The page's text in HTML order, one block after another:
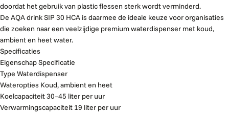
doordat het gebruik van plastic flessen sterk wordt verminderd.
De AQA drink SIP 30 HCA is daarmee de ideale keuze voor organisaties
die zoeken naar een veelzijdige premium waterdispenser met koud,
ambient en heet water.
Specificaties
Eigenschap Specificatie
Type Waterdispenser
Wateropties Koud, ambient en heet
Koelcapaciteit 30–45 liter per uur
Verwarmingscapaciteit 19 liter per uur